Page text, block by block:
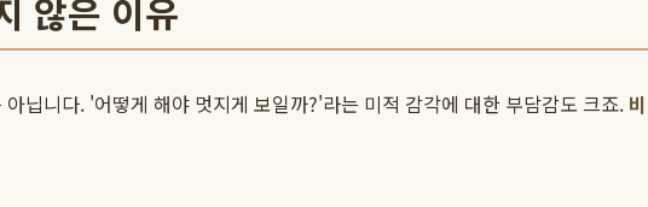
않은 이유
닙니다. '어떻게 해야 멋지게 보일까?'라는 미적 감각에 대한 부담감도 크죠.